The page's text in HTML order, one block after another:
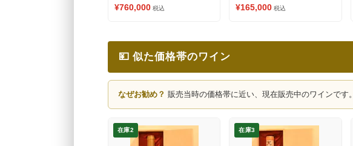
¥760,000 税込 ¥165,000 税込
💴 似た価格帯のワイン
なぜお勧め？ 販売当時の価格帯に近い、現在販売中のワインです。
在庫2 在庫3